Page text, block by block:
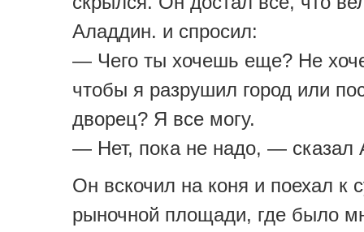
Аладдин. и спросил:
— Чего ты хочешь еще? Не
чтобы я разрушил город или
дворец? Я все могу.
— Нет, пока не надо, — сказал
Он вскочил на коня и поехал к
рыночной площади, где было